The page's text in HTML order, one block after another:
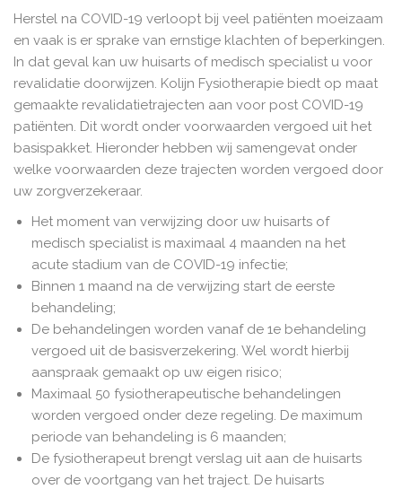
Herstel na COVID-19 verloopt bij veel patiënten moeizaam
en vaak is er sprake van ernstige klachten of beperkingen.
In dat geval kan uw huisarts of medisch specialist u voor
revalidatie doorwijzen. Kolijn Fysiotherapie biedt op maat
gemaakte revalidatietrajecten aan voor post COVID-19
patiënten. Dit wordt onder voorwaarden vergoed uit het
basispakket. Hieronder hebben wij samengevat onder
welke voorwaarden deze trajecten worden vergoed door
uw zorgverzekeraar.
Het moment van verwijzing door uw huisarts of
medisch specialist is maximaal 4 maanden na het
acute stadium van de COVID-19 infectie;
Binnen 1 maand na de verwijzing start de eerste
behandeling;
De behandelingen worden vanaf de 1e behandeling
vergoed uit de basisverzekering. Wel wordt hierbij
aanspraak gemaakt op uw eigen risico;
Maximaal 50 fysiotherapeutische behandelingen
worden vergoed onder deze regeling. De maximum
periode van behandeling is 6 maanden;
De fysiotherapeut brengt verslag uit aan de huisarts
over de voortgang van het traject. De huisarts